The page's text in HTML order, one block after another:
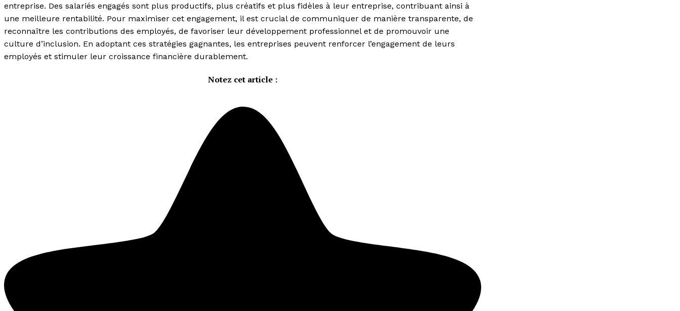
entreprise. Des salariés engagés sont plus productifs, plus créatifs et plus fidèles à leur entreprise, contribuant ainsi à
une meilleure rentabilité. Pour maximiser cet engagement, il est crucial de communiquer de manière transparente, de
reconnaître les contributions des employés, de favoriser leur développement professionnel et de promouvoir une
culture d’inclusion. En adoptant ces stratégies gagnantes, les entreprises peuvent renforcer l’engagement de leurs
employés et stimuler leur croissance financière durablement.
Notez cet article :